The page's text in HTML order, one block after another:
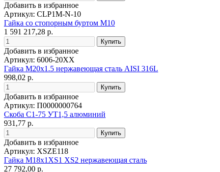
Добавить в избранное
Артикул: CLP1M-N-10
Гайка со стопорным буртом М10
1 591 217,28 р.
Добавить в избранное
Артикул: 6006-20XX
Гайка M20x1.5 нержавеющая сталь AISI 316L
998,02 р.
Добавить в избранное
Артикул: П0000000764
Скоба С1-75 УТ1,5 алюминий
931,77 р.
Добавить в избранное
Артикул: XSZE118
Гайка M18x1XS1 XS2 нержавеющая сталь
27 792,00 р.